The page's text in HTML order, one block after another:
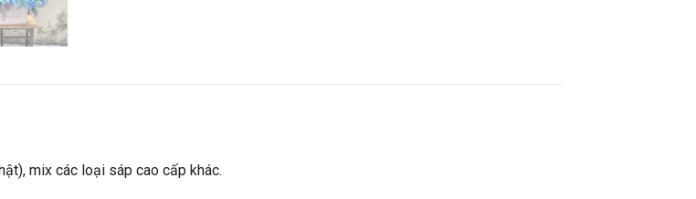
mix các loại sáp cao cấp khác.